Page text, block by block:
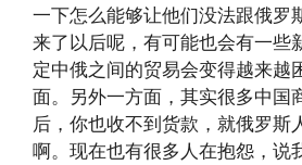
一下怎么能够让他们没法跟俄罗
来了以后呢，有可能也会有一些
定中俄之间的贸易会变得越来越
面。另外一方面，其实很多中国
后，你也收不到货款，就俄罗斯
啊。现在也有很多人在抱怨，说